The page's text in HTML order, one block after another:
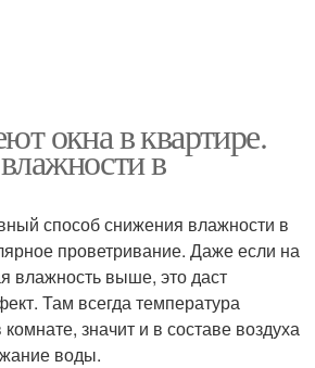
окна в квартире.
в
способ снижения влажности в
проветривание. Даже если на
влажность выше, это даст
Там всегда температура
значит и в составе воздуха
воды.